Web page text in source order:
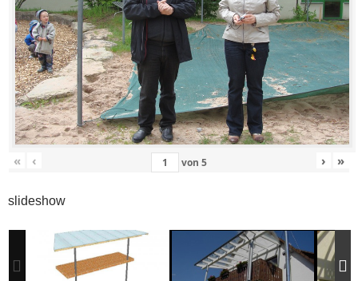
« ‹ von 5 › »
slideshow